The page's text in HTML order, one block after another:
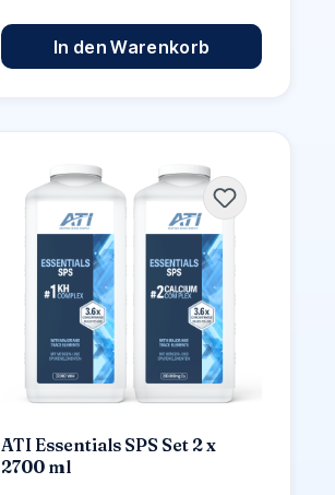
In den Warenkorb
ATI Essentials SPS Set 2 x
2700 ml